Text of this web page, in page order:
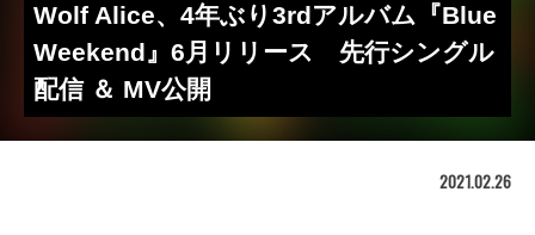
Wolf Alice、4年ぶり3rdアルバム『Blue
Weekend』6月リリース 先行シングル
配信 ＆ MV公開
2021.02.26